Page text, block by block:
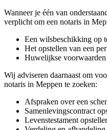
Wanneer je één van
verplicht om een notaris in
Een wilsbeschikking op
Het opstellen van een
Huwelijkse
Wij adviseren daarnaast om
notaris in Meppen te zoeken:
Afspraken over een
Samenlevingscontract
Levenstestament